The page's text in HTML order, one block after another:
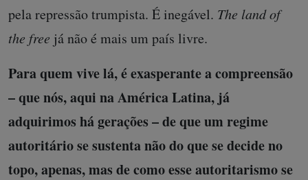
pela repressão trumpista. É inegável. The land of
the free já não é mais um país livre.
Para quem vive lá, é exasperante a compreensão
– que nós, aqui na América Latina, já
adquirimos há gerações – de que um regime
autoritário se sustenta não do que se decide no
topo, apenas, mas de como esse autoritarismo se